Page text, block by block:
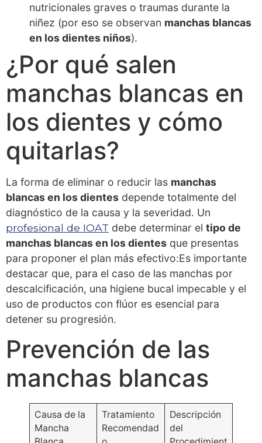
nutricionales graves o traumas durante la
niñez (por eso se observan manchas blancas
en los dientes niños).
¿Por qué salen
manchas blancas en
los dientes y cómo
quitarlas?
La forma de eliminar o reducir las manchas
blancas en los dientes depende totalmente del
diagnóstico de la causa y la severidad. Un
profesional de IOAT debe determinar el tipo de
manchas blancas en los dientes que presentas
para proponer el plan más efectivo:Es importante
destacar que, para el caso de las manchas por
descalcificación, una higiene bucal impecable y el
uso de productos con flúor es esencial para
detener su progresión.
Prevención de las
manchas blancas
Causa de la
Mancha
Tratamiento
Recomendad
Descripción
del